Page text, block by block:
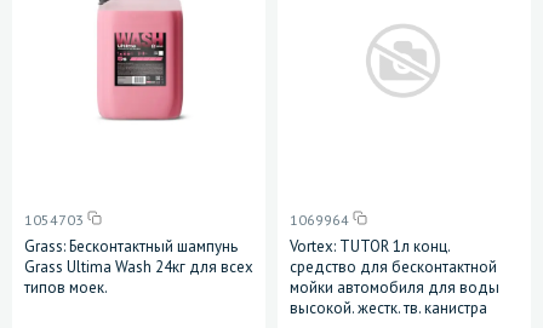
1054703
Grass: Бесконтактный шампунь
Grass Ultima Wash 24кг для всех
типов моек.
1069964
Vortex: TUTOR 1л конц.
средство для бесконтактной
мойки автомобиля для воды
высокой. жестк. тв. канистра